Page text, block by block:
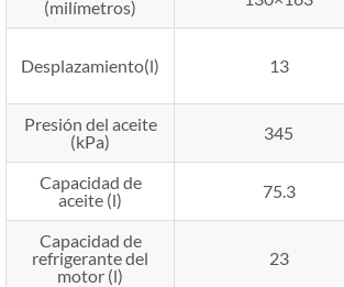
(milímetros)
Desplazamiento(l) 13
Presión del aceite
(kPa)
345
Capacidad de
aceite (l)
75.3
Capacidad de
refrigerante del
motor (l)
23